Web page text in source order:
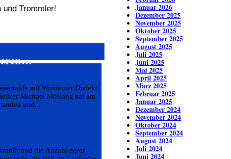
Trommler!
mit Woinemer Dialekt
Michael Möslang hat am
und...
und die Anzahl derer
Januar 2026
Dezember 2025
November 2025
Oktober 2025
September 2025
August 2025
Juli 2025
Juni 2025
Mai 2025
April 2025
März 2025
Februar 2025
Januar 2025
Dezember 2024
November 2024
Oktober 2024
September 2024
August 2024
Juli 2024
Juni 2024